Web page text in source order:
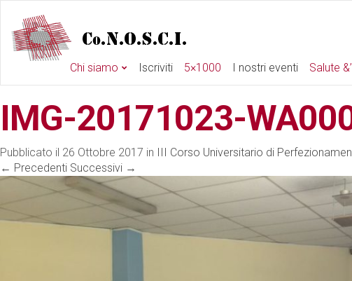
Chi siamo Iscriviti 5×1000 I nostri eventi Salute
IMG-20171023-
Pubblicato il 26 Ottobre 2017 in III Corso Universitario di
← Precedenti Successivi →